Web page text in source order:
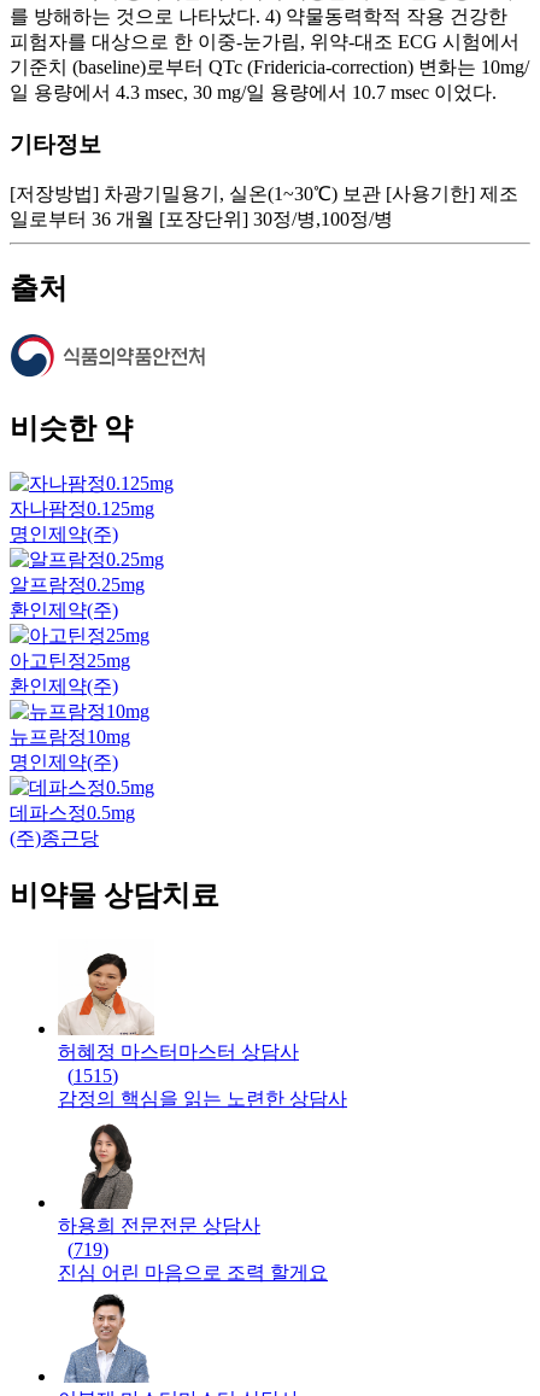
기타정보
[저장방법] 차광기밀용기, 실온(1~30℃) 보관 [사용기한] 제조
일로부터 36 개월 [포장단위] 30정/병,100정/병
출처
비슷한 약
자나팜정0.125mg
명인제약(주)
알프람정0.25mg
환인제약(주)
아고틴정25mg
환인제약(주)
뉴프람정10mg
명인제약(주)
데파스정0.5mg
(주)종근당
비약물 상담치료
허혜정 마스터 마스터 상담사
(1515)
감정의 핵심을 읽는 노련한 상담사
하용희 전문전문 상담사
(719)
진심 어린 마음으로 조력 할게요